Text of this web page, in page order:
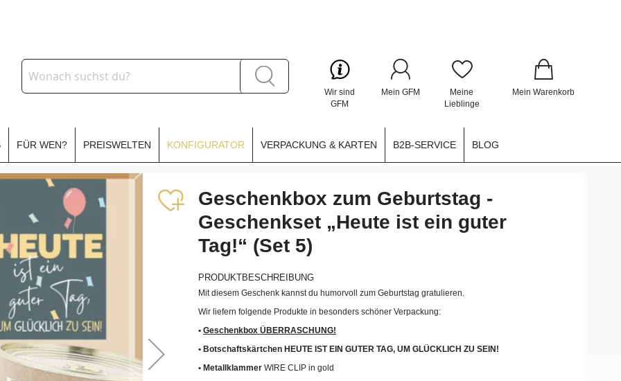
Mein Warenkorb
Wir sind
GFM
Mein GFM
Meine
Lieblinge
FÜR WEN? PREISWELTEN KONFIGURATOR VERPACKUNG & KARTEN B2B-SERVICE BLOG
Geschenkbox zum Geburtstag -
Geschenkset „Heute ist ein guter
Tag!“ (Set 5)
PRODUKTBESCHREIBUNG
Mit diesem Geschenk kannst du humorvoll zum Geburtstag gratulieren.
Wir liefern folgende Produkte in besonders schöner Verpackung:
• Geschenkbox ÜBERRASCHUNG!
• Botschaftskärtchen HEUTE IST EIN GUTER TAG, UM GLÜCKLICH ZU SEIN!
• Metallklammer WIRE CLIP in gold